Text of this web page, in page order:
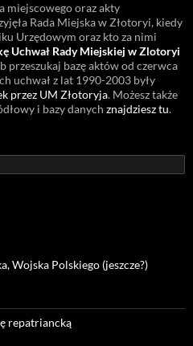
miejscowego oraz akty
Rada Miejska w Złotoryi, kiedy
Urzędowym oraz kto za nimi
Uchwał Rady Miejskiej w Zlotoryi
przeszukaj bazę aktów od czerwca
uchwał z lat 1990-2003 były
przez UM Złotoryja. Możesz także
i bazy danych znajdziesz tu.
Wojska Polskiego (jeszcze?)
repatriancką